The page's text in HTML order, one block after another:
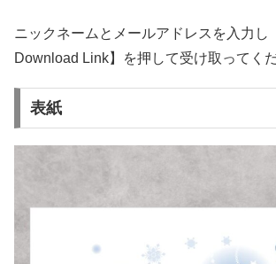
ニックネームとメールアドレスを入力し
Download Link】を押して受け取ってくだ
表紙